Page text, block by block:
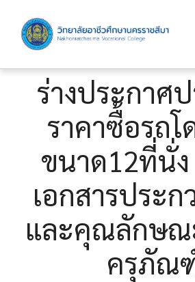
content
ร่างประกาศ
ราคาซื้อรถโ
ขนาด12ที่นั่
เอกสารประก
และคุณลักษณ
ครุภัณ